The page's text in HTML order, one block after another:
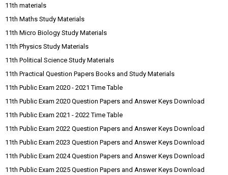
11th materials
11th Maths Study Materials
11th Micro Biology Study Materials
11th Physics Study Materials
11th Political Science Study Materials
11th Practical Question Papers Books and Study Materials
11th Public Exam 2020 - 2021 Time Table
11th Public Exam 2020 Question Papers and Answer Keys Download
11th Public Exam 2021 - 2022 Time Table
11th Public Exam 2022 Question Papers and Answer Keys Download
11th Public Exam 2023 Question Papers and Answer Keys Download
11th Public Exam 2024 Question Papers and Answer Keys Download
11th Public Exam 2025 Question Papers and Answer Keys Download